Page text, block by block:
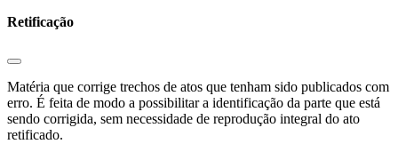
Retificação
Matéria que corrige trechos de atos que tenham sido publicados com
erro. É feita de modo a possibilitar a identificação da parte que está
sendo corrigida, sem necessidade de reprodução integral do ato
retificado.